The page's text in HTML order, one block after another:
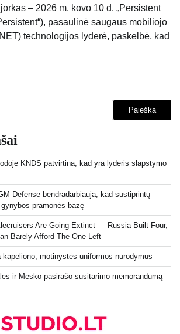
– 2026 m. kovo 10 d. „Persistent
pasaulinė saugaus mobiliojo
technologijos lyderė, paskelbė, kad
Paieška
KNDS patvirtina, kad yra lyderis slapstymo
Defense bendradarbiauja, kad sustiprintų
pramonės bazę
Are Going Extinct — Russia Built Four,
Barely Afford The One Left
kapeliono, motinystės uniformos nurodymus
ir Mesko pasirašo susitarimo memorandumą